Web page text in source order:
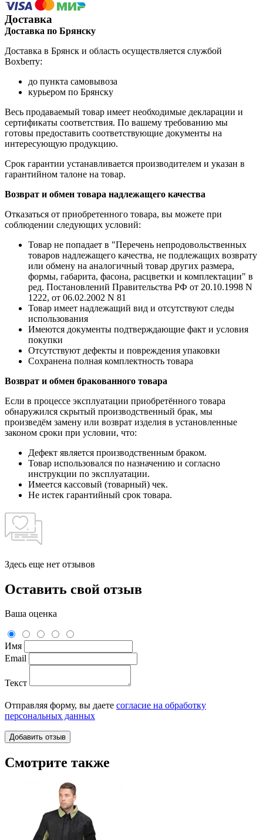
Доставка
Доставка по Брянску
Доставка в Брянск и область осуществляется службой
Boxberry:
до пункта самовывоза
курьером по Брянску
Весь продаваемый товар имеет необходимые декларации и
сертификаты соответствия. По вашему требованию мы
готовы предоставить соответствующие документы на
интересующую продукцию.
Срок гарантии устанавливается производителем и указан в
гарантийном талоне на товар.
Возврат и обмен товара надлежащего качества
Отказаться от приобретенного товара, вы можете при
соблюдении следующих условий:
Товар не попадает в "Перечень непродовольственных
товаров надлежащего качества, не подлежащих возврату
или обмену на аналогичный товар других размера,
формы, габарита, фасона, расцветки и комплектации" в
ред. Постановлений Правительства РФ от 20.10.1998 N
1222, от 06.02.2002 N 81
Товар имеет надлежащий вид и отсутствуют следы
использования
Имеются документы подтверждающие факт и условия
покупки
Отсутствуют дефекты и повреждения упаковки
Сохранена полная комплектность товара
Возврат и обмен бракованного товара
Если в процессе эксплуатации приобретённого товара
обнаружился скрытый производственный брак, мы
произведём замену или возврат изделия в установленные
законом сроки при условии, что:
Дефект является производственным браком.
Товар использовался по назначению и согласно
инструкции по эксплуатации.
Имеется кассовый (товарный) чек.
Не истек гарантийный срок товара.
Здесь еще нет отзывов
Оставить свой отзыв
Ваша оценка
Имя
Email
Текст
Отправляя форму, вы даете согласие на обработку
персональных данных
Смотрите также